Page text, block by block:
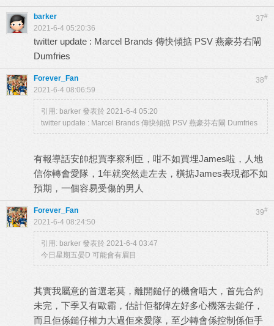
37#
barker
2021-6-4 05:20:36
twitter update : Marcel Brands 傳快傾掂 PSV 燕豪芬右閘
Dumfries
38#
Forever_Fan
2021-6-4 08:06:59
引用: barker 發表於 2021-6-4 05:20
twitter update : Marcel Brands 傳快傾掂 PSV 燕豪芬右閘 Dumfries
有報導話安帥想買李察利臣，咁不如買埋James啦，人地
信你轉會愛隊，1年就突然走左去，橫掂James表現都不如
預期，一個容易受傷的男人
39#
Forever_Fan
2021-6-4 08:24:50
引用: barker 發表於 2021-6-4 03:47
今日星期五晏D 可能會有眉目
其實我屬意的首選老莫，離開鎚仔的機會唔大，首先合約
未完，下季又有歐霸，估計佢都俾左好多心機落去鎚仔，
而且佢係鎚仔權力大過佢來愛隊，至少轉會係控制係佢手